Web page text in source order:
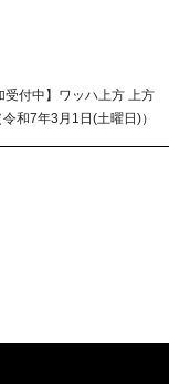
受付中】ワッハ上方 上方
和7年3月1日(土曜日)）